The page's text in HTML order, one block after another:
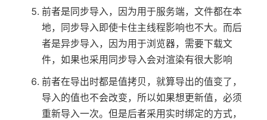
前者是同步导入，因为用于服务端，文件都在本
地，同步导入即使卡住主线程影响也不大。而后
者是异步导入，因为用于浏览器，需要下载文
件，如果也采用同步导入会对渲染有很大影响
前者在导出时都是值拷贝，就算导出的值变了，
导入的值也不会改变，所以如果想更新值，必须
重新导入一次。但是后者采用实时绑定的方式，